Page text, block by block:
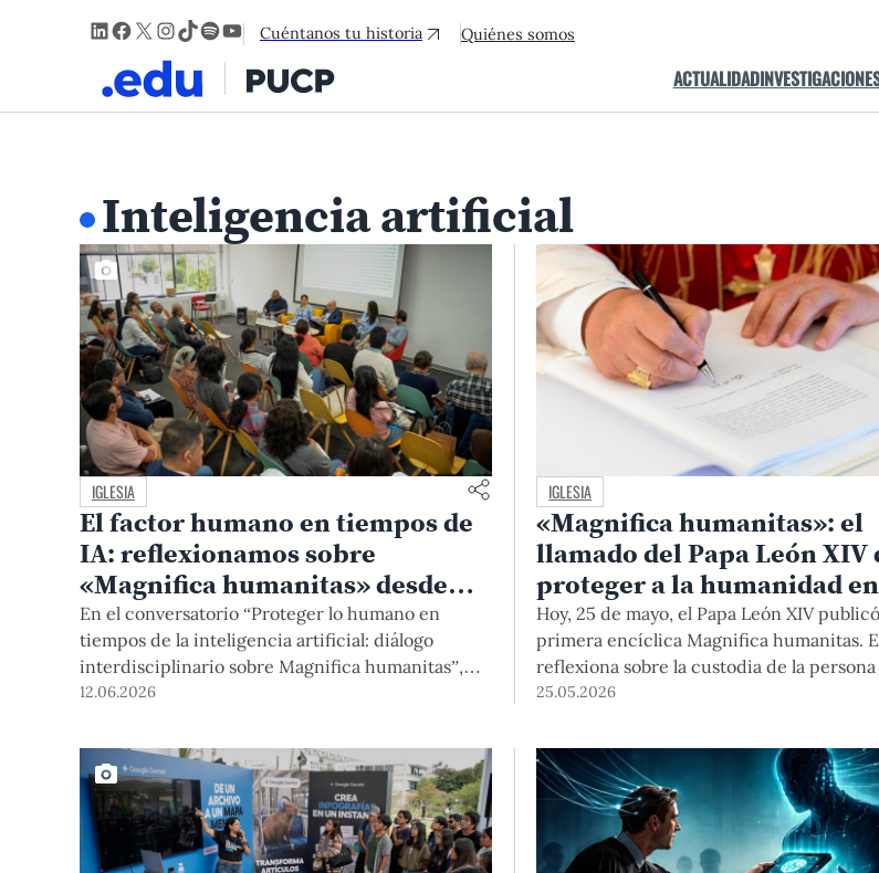
LinkedIn
Facebook
X Instagram
TikTok
Spotify
YouTube
Cuéntanos tu historia Quiénes somos
ACTUALIDAD
Inteligencia artificial
IGLESIA
El factor humano en tiempos de
IA: reflexionamos sobre
«Magnifica humanitas» desde
distintas disciplinas
En el conversatorio “Proteger lo humano en
tiempos de la inteligencia artificial: diálogo
interdisciplinario sobre Magnifica humanitas”,
especialistas de diversas carreras PUCP
encíclica del Papa León XIV. El debate resaltó la
importancia de poner la tecnología al servicio de
la dignidad de las personas y el progreso de la
sociedad.
12.06.2026
IGLESIA
«Magnifica humanitas»: el
llamado del Papa León XIV
proteger a la humanidad en
tiempos de IA
Hoy, 25 de mayo, el Papa León XIV
primera encíclica Magnifica humanitas.
reflexiona sobre la custodia de la persona
en el tiempo de la inteligencia artificial y
Profesores del Departamento Académico
Teología PUCP dan sus primeras
sobre este documento que promueve la
construcción del bien común y la
dignidad de las personas.
25.05.2026